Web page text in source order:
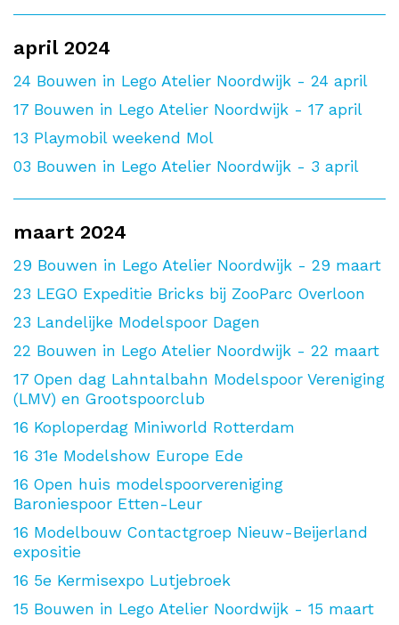
april 2024
24 Bouwen in Lego Atelier Noordwijk - 24 april
17 Bouwen in Lego Atelier Noordwijk - 17 april
13 Playmobil weekend Mol
03 Bouwen in Lego Atelier Noordwijk - 3 april
maart 2024
29 Bouwen in Lego Atelier Noordwijk - 29 maart
23 LEGO Expeditie Bricks bij ZooParc Overloon
23 Landelijke Modelspoor Dagen
22 Bouwen in Lego Atelier Noordwijk - 22 maart
17 Open dag Lahntalbahn Modelspoor Vereniging
(LMV) en Grootspoorclub
16 Koploperdag Miniworld Rotterdam
16 31e Modelshow Europe Ede
16 Open huis modelspoorvereniging
Baroniespoor Etten-Leur
16 Modelbouw Contactgroep Nieuw-Beijerland
expositie
16 5e Kermisexpo Lutjebroek
15 Bouwen in Lego Atelier Noordwijk - 15 maart